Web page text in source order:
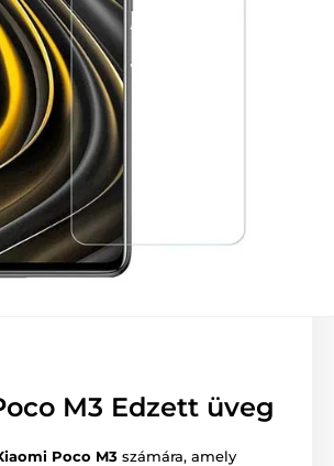
M3 Edzett üveg
Poco M3 számára, amely